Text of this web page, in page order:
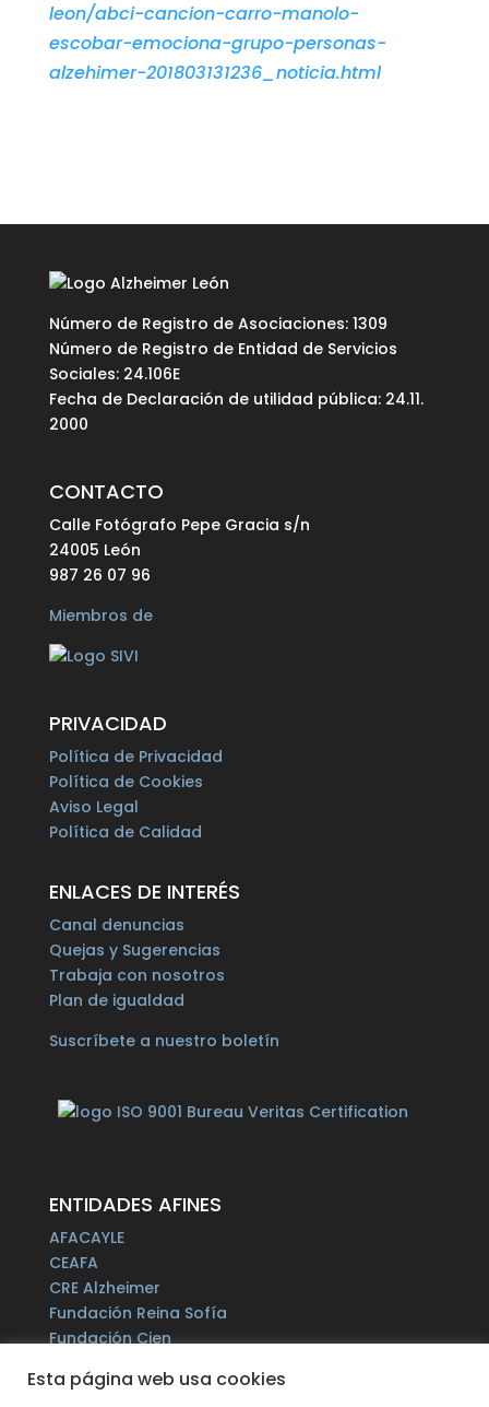
leon/abci-cancion-carro-manolo-
escobar-emociona-grupo-personas-
alzehimer-201803131236_noticia.html
Número de Registro de Asociaciones: 1309
Número de Registro de Entidad de Servicios
Sociales: 24.106E
Fecha de Declaración de utilidad pública: 24.11.
2000
CONTACTO
Calle Fotógrafo Pepe Gracia s/n
24005 León
987 26 07 96
Miembros de
PRIVACIDAD
Política de Privacidad
Política de Cookies
Aviso Legal
Política de Calidad
ENLACES DE INTERÉS
Canal denuncias
Quejas y Sugerencias
Trabaja con nosotros
Plan de igualdad
Suscríbete a nuestro boletín
ENTIDADES AFINES
AFACAYLE
CEAFA
CRE Alzheimer
Fundación Reina Sofía
Fundación Cien
Fundación Por un Mañana sin Alzheimer
Esta página web usa cookies